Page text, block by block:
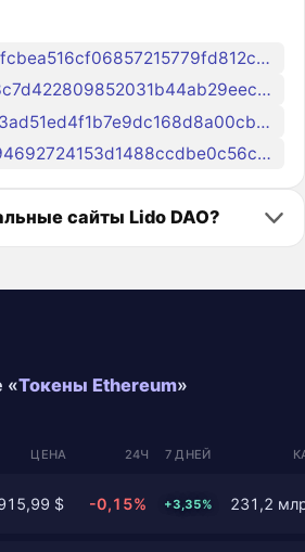
0x5a98fcbea516cf06857215779fd812ca3bef1b32
0xc3c7d422809852031b44ab29eec9f1eff2a58756
0x13ad51ed4f1b7e9dc168d8a00cb3f4ddd85efa60
0xfdb794692724153d1488ccdbe0c56c252596735f
сайты Lido DAO?
«Токены Ethereum»
ЦЕНА 24Ч 7 ДНЕЙ
$ -0,15% +3,35% 231,2